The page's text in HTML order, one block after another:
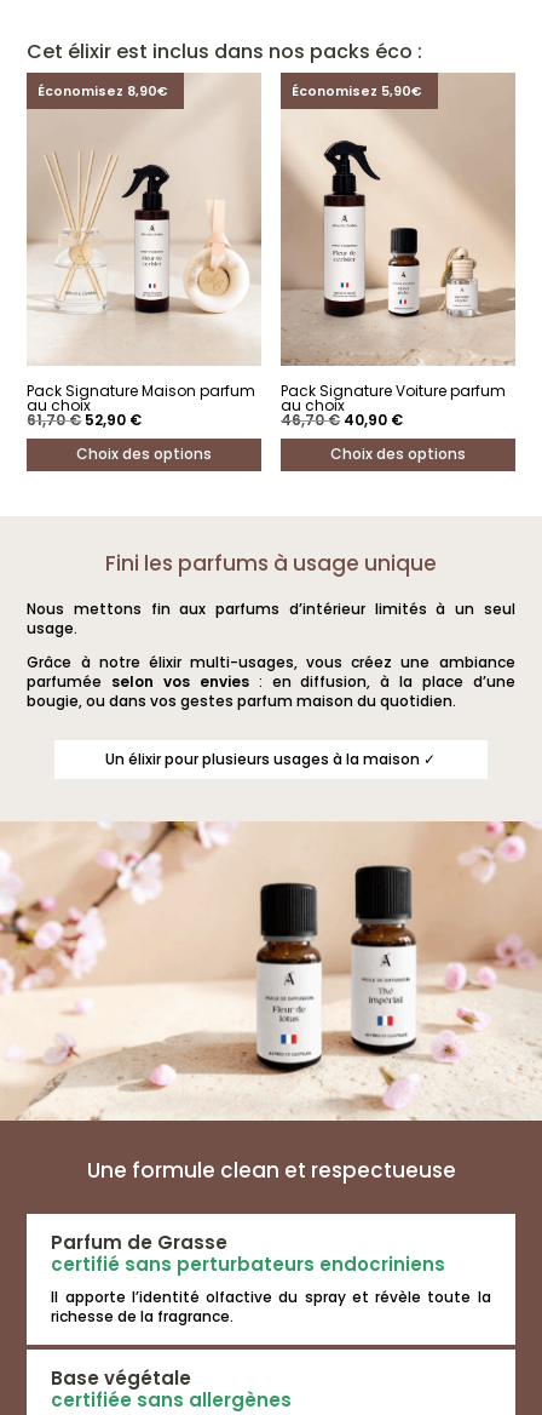
Cet élixir est inclus dans nos packs éco :
Économisez 8,90€
Pack Signature Maison parfum
au choix
61,70€ Le
prix
initial
était :
61,70 €.
52,90 €Le
actuel
est :
52,90 €.
Choix des options
variations.
options
peuvent
du
produit
Économisez 5,90€
Pack Signature Voiture parfum
au choix
46,70€ Le
prix
initial
était :
46,70 €.
40,90 €Le
actuel
est :
40,90 €.
Choix des options
plusieurs
variations.
options
peuvent
choisies
du
produit
Fini les parfums à usage unique
Nous mettons fin aux parfums d’intérieur limités à un seul
usage.
Grâce à notre élixir multi-usages, vous créez une ambiance
parfumée selon vos envies: en diffusion, à la place d’une
bougie, ou dans vos gestes parfum maison du quotidien.
Un élixir pour plusieurs usages à la maison ✓
Une formule clean et respectueuse
Parfum de Grasse
certifié sans perturbateurs endocriniens
Il apporte l’identité olfactive du spray et révèle toute la
richesse de la fragrance.
Base végétale
certifiée sans allergènes